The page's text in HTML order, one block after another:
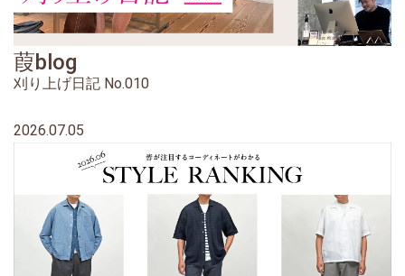
葭blog
刈り上げ日記 No.010
2026.07.05